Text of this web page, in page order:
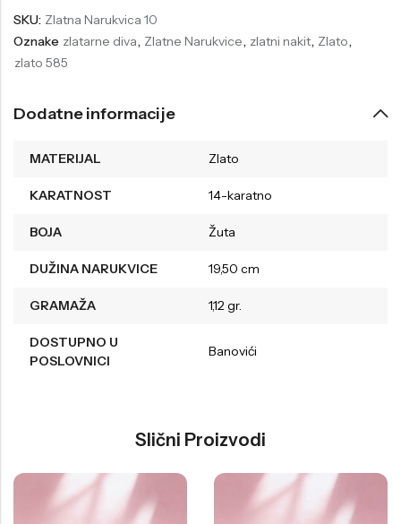
SKU: Zlatna Narukvica 10
Oznake zlatarne diva, Zlatne Narukvice, zlatni nakit, Zlato,
zlato 585
Dodatne informacije
MATERIJAL Zlato
KARATNOST 14-karatno
BOJA Žuta
DUŽINA NARUKVICE 19,50 cm
GRAMAŽA 1,12 gr.
DOSTUPNO U
POSLOVNICI
Banovići
Slični Proizvodi
Welder
Liu-Jo
Daniel Klein
Festina
UP!
Wesse
Daisy Dixon
Liu-Jo
Diesel
Versus